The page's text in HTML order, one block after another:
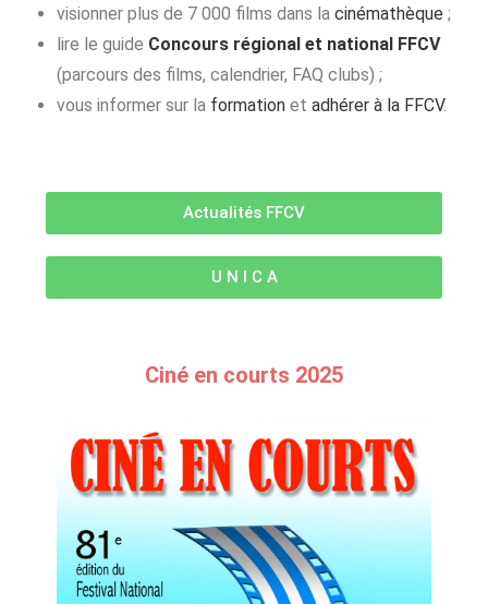
visionner plus de 7 000 films dans lacinémathèque ;
lire le guide Concours régional et national FFCV
(parcours des films, calendrier, FAQ clubs) ;
vous informer sur la formation etadhérer à la FFCV.
Actualités FFCV
U N I C A
Ciné en courts 2025
Ciné en Courts 2025
Palmarès, films primés et archives du